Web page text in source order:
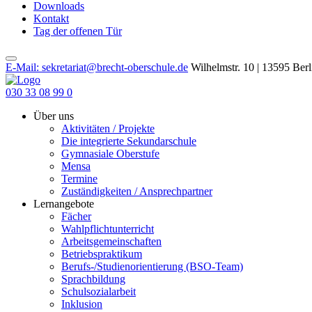
Downloads
Kontakt
Tag der offenen Tür
E-Mail: sekretariat@brecht-oberschule.de Wilhelmstr. 10 | 13595
030 33 08 99 0
Über uns
Aktivitäten / Projekte
Die integrierte Sekundarschule
Gymnasiale Oberstufe
Mensa
Termine
Zuständigkeiten / Ansprechpartner
Lernangebote
Fächer
Wahlpflichtunterricht
Arbeitsgemeinschaften
Betriebspraktikum
Berufs-/Studienorientierung (BSO-Team)
Sprachbildung
Schulsozialarbeit
Inklusion